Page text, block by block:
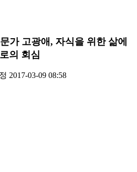
가 고광애, 자식을 위한 삶에
의 회심
2017-03-09 08:58